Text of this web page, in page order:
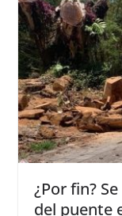
¿Por fin?
del puente